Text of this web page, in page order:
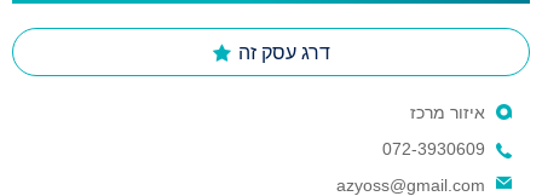
דרג עסק זה
איזור מרכז
072-3930609
azyoss@gmail.com